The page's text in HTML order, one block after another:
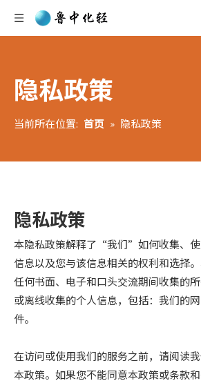
隐私政策
当前所在位置: 首页 » 隐私政策
隐私政策
本隐私政策解释了“我们”如何收集、
信息以及您与该信息相关的权利和选择
任何书面、电子和口头交流期间收集的
或离线收集的个人信息，包括：我们的
件。
在访问或使用我们的服务之前，请阅读
本政策。如果您不能同意本政策或条款